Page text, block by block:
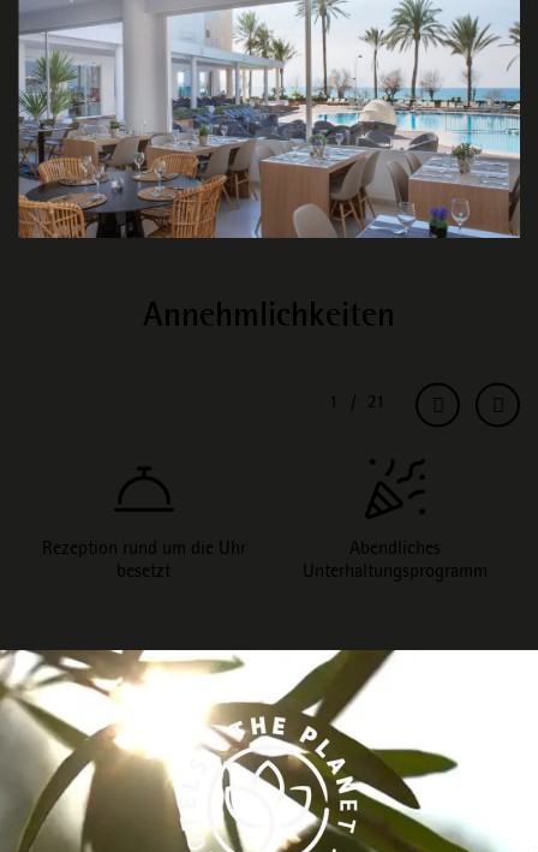
Annehmlichkeiten
Rezeption rund um die Uhr
besetzt
Abendliches
Unterhaltungsprogramm